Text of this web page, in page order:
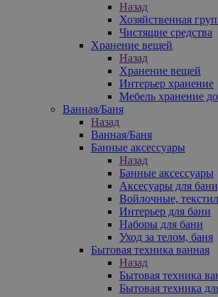
Назад
Хозяйственная
Чистящие средства
Хранение вещей
Назад
Хранение вещей
Интерьер хранение
Мебель хранение
Ванная/Баня
Назад
Ванная/Баня
Банные аксессуары
Назад
Банные аксессуары
Аксесуары для бани
Войлочные,
Интерьер для бани
Наборы для бани
Уход за телом, баня
Бытовая техника ванная
Назад
Бытовая техника
Бытовая техника